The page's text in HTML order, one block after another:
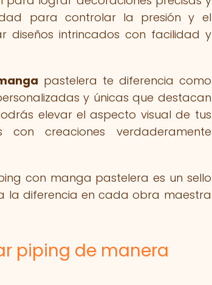
para controlar la presión y el
diseños intrincados con facilidad y
pastelera te diferencia como
y únicas que destacan
elevar el aspecto visual de tus
creaciones verdaderamente
con manga pastelera es un sello
la diferencia en cada obra maestra
piping de manera